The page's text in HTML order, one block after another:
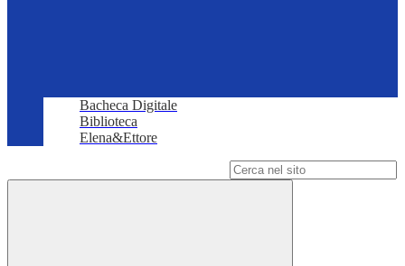
Bacheca Digitale
Biblioteca
Elena&Ettore